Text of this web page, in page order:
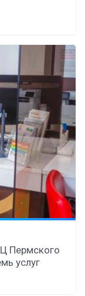
Пермского
услуг